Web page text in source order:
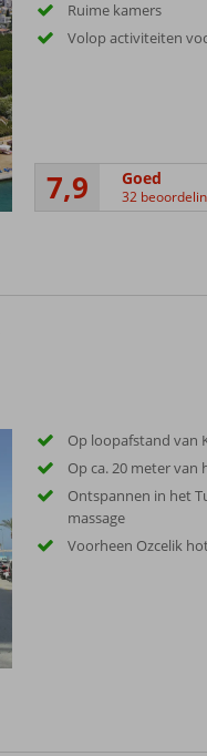
Ruime kamers
Volop activiteiten
7,9 Goed
32
Op loopafstand van
Op ca. 20 meter van
Ontspannen in het
massage
Voorheen Ozcelik